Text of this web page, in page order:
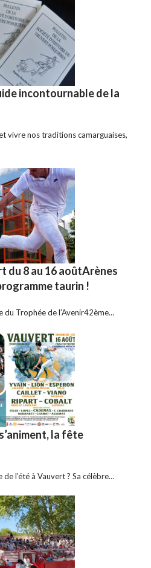
incontournable de la
vivre nos traditions camarguaises,
du 8 au 16 aoûtArènes
taurin !
du Trophée de l’Avenir42ème…
la fête
l’été à Vauvert ? Sa célèbre…